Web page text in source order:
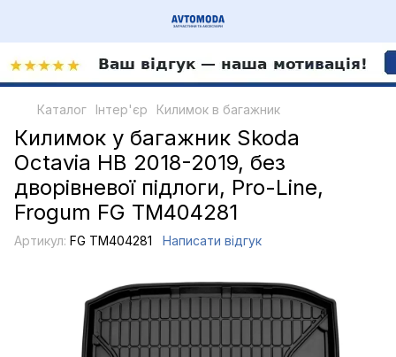
Каталог Інтер'єр Килимок в багажник
Килимок у багажник Skoda
Octavia HB 2018-2019, без
дворівневої підлоги, Pro-Line,
Frogum FG TM404281
Артикул: FG TM404281 Написати відгук